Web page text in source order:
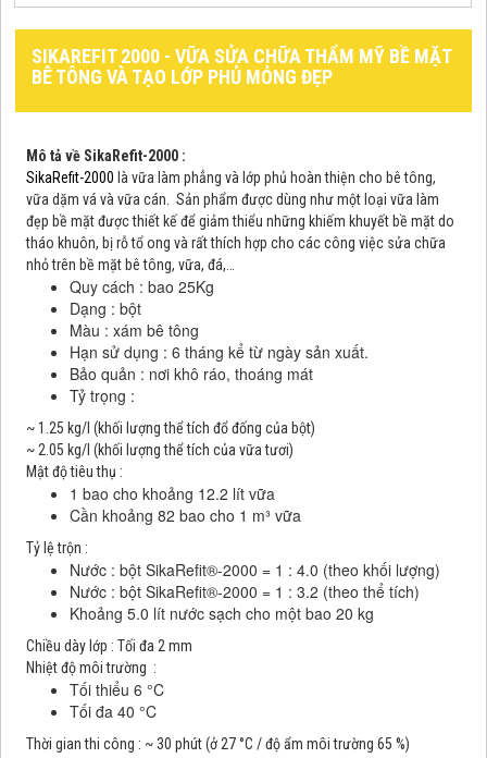
SIKAREFIT 2000 - VỮA SỬA CHỮA THẨM MỸ BỀ MẶT
BÊ TÔNG VÀ TẠO LỚP PHỦ MỎNG ĐẸP
Mô tả về SikaRefit-2000 :
SikaRefit-2000 là vữa làm phẳng và lớp phủ hoàn thiện cho bê tông,
vữa dặm vá và vữa cán. Sản phẩm được dùng như một loại vữa làm
đẹp bề mặt được thiết kế để giảm thiểu những khiếm khuyết bề mặt do
tháo khuôn, bị rỗ tổ ong và rất thích hợp cho các công việc sửa chữa
nhỏ trên bề mặt bê tông, vữa, đá,…
Quy cách : bao 25Kg
Dạng : bột
Màu : xám bê tông
Hạn sử dụng : 6 tháng kể từ ngày sản xuất.
Bảo quản : nơi khô ráo, thoáng mát
Tỷ trọng :
~ 1.25 kg/l (khối lượng thể tích đổ đống của bột)
~ 2.05 kg/l (khối lượng thể tích của vữa tươi)
Mật độ tiêu thụ :
1 bao cho khoảng 12.2 lít vữa
Cần khoảng 82 bao cho 1 m³ vữa
Tỷ lệ trộn :
Nước : bột SikaRefit®-2000 = 1 : 4.0 (theo khối lượng)
Nước : bột SikaRefit®-2000 = 1 : 3.2 (theo thể tích)
Khoảng 5.0 lít nước sạch cho một bao 20 kg
Chiều dày lớp : Tối đa 2 mm
Nhiệt độ môi trường :
Tối thiểu 6 °C
Tối đa 40 °C
Thời gian thi công : ~ 30 phút (ở 27 °C / độ ẩm môi trường 65 %)